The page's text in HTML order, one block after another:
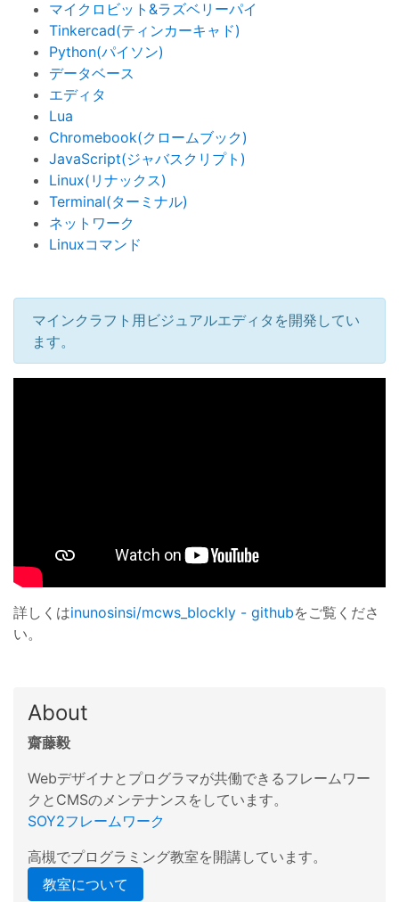
マイクロビット&ラズベリーパイ
Tinkercad(ティンカーキャド)
Python(パイソン)
データベース
エディタ
Lua
Chromebook(クロームブック)
JavaScript(ジャバスクリプト)
Linux(リナックス)
Terminal(ターミナル)
ネットワーク
Linuxコマンド
マインクラフト用ビジュアルエディタを開発してい
ます。
詳しくはinunosinsi/mcws_blockly - githubをご覧くださ
い。
About
齋藤毅
Webデザイナとプログラマが共働できるフレームワー
クとCMSのメンテナンスをしています。
SOY2フレームワーク
高槻でプログラミング教室を開講しています。
教室について